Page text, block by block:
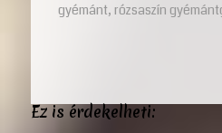
gyémánt,rózsaszín
Ez is érdekelheti: